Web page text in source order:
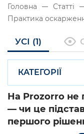
Головна Статті
Практика
УСІ (1)
КАТЕГОРІЇ
На Prozorro не
— чи це
першого